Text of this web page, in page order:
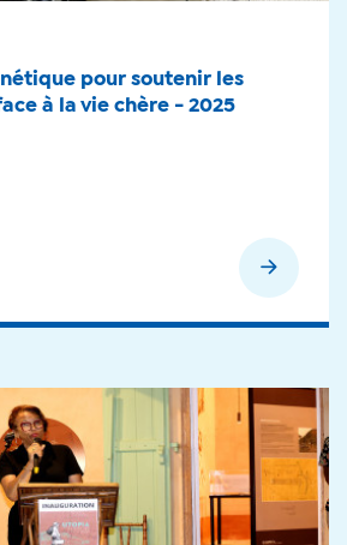
pour soutenir les
à la vie chère - 2025